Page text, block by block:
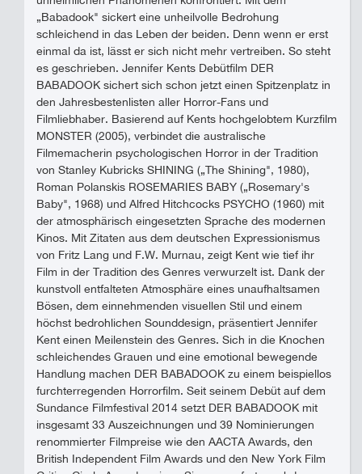
„Babadook" sickert eine unheilvolle Bedrohung
schleichend in das Leben der beiden. Denn wenn er erst
einmal da ist, lässt er sich nicht mehr vertreiben. So steht
es geschrieben. Jennifer Kents Debütfilm DER
BABADOOK sichert sich schon jetzt einen Spitzenplatz in
den Jahresbestenlisten aller Horror-Fans und
Filmliebhaber. Basierend auf Kents hochgelobtem Kurzfilm
MONSTER (2005), verbindet die australische
Filmemacherin psychologischen Horror in der Tradition
von Stanley Kubricks SHINING („The Shining", 1980),
Roman Polanskis ROSEMARIES BABY („Rosemary's
Baby", 1968) und Alfred Hitchcocks PSYCHO (1960) mit
der atmosphärisch eingesetzten Sprache des modernen
Kinos. Mit Zitaten aus dem deutschen Expressionismus
von Fritz Lang und F.W. Murnau, zeigt Kent wie tief ihr
Film in der Tradition des Genres verwurzelt ist. Dank der
kunstvoll entfalteten Atmosphäre eines unaufhaltsamen
Bösen, dem einnehmenden visuellen Stil und einem
höchst bedrohlichen Sounddesign, präsentiert Jennifer
Kent einen Meilenstein des Genres. Sich in die Knochen
schleichendes Grauen und eine emotional bewegende
Handlung machen DER BABADOOK zu einem beispiellos
furchterregenden Horrorfilm. Seit seinem Debüt auf dem
Sundance Filmfestival 2014 setzt DER BABADOOK mit
insgesamt 33 Auszeichnungen und 39 Nominierungen
renommierter Filmpreise wie den AACTA Awards, den
British Independent Film Awards und den New York Film